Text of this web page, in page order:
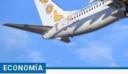
ECONOMÍA